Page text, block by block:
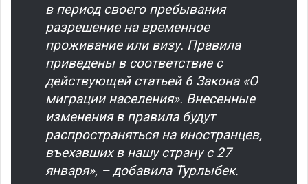
в период своего пребывания
разрешение на временное
проживание или визу. Правила
приведены в соответствие с
действующей статьей 6 Закона «О
миграции населения». Внесенные
изменения в правила будут
распространяться на иностранцев,
въехавших в нашу страну с 27
января», – добавила Турлыбек.